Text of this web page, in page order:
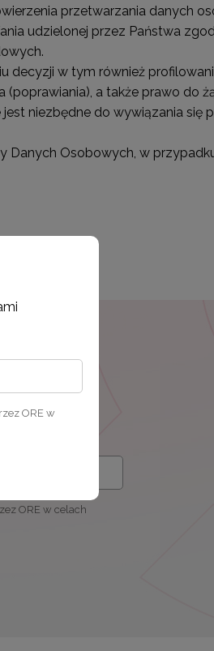
przetwarzania danych
udzielonej przez Państwa
decyzji w tym również
a także prawo do
niezbędne do wywiązania się
Danych Osobowych, w
ORE w celach
ORE w